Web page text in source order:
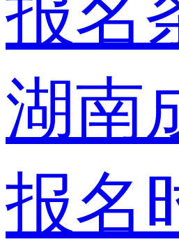
报名
湖南
报名